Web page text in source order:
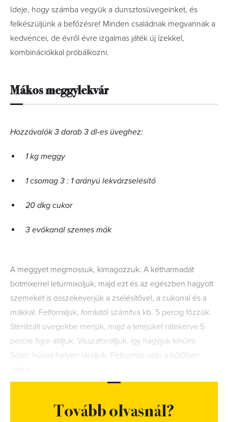
Ideje, hogy számba vegyük a dunsztosüvegeinket, és
felkészüljünk a befőzésre! Minden családnak megvannak a
kedvencei, de évről évre izgalmas játék új ízekkel,
kombinációkkal próbálkozni.
Mákos meggylekvár
Hozzávalók 3 darab 3 dl-es üveghez:
1 kg meggy
1 csomag 3 : 1 arányú lekvárzselésítő
20 dkg cukor
3 evőkanál szemes mák
A meggyet megmossuk, kimagozzuk. A kétharmadát
botmixerrel leturmixoljuk, majd ezt és az egészben hagyott
szemeket is összekeverjük a zselésítővel, a cukorral és a
mákkal. Felforraljuk, forrástól számítva kb. 5 percig főzzük.
Sterilizált üvegekbe merjük, majd a tetejüket rátekerve 5
percre fejre állítjuk. Visszafordítjuk, így hagyjuk kihűlni.
Sötét, hűvös helyen tároljuk. Felbontás után a hűtőben
Tovább olvasnál?